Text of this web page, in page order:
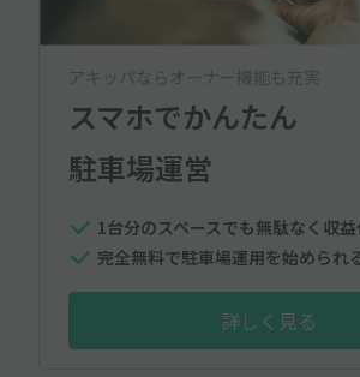
アキッパならオーナー機能も充実
スマホでかんたん
駐車場運営
1台分のスペースでも無駄なく収益
完全無料で駐車場運用を始められ
詳しく見る